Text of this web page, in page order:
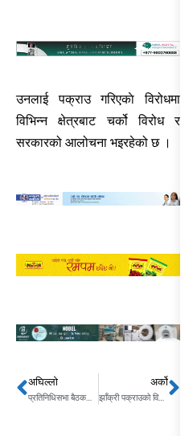
उनलाई पक्राउ गरिएकाे विरोधमा
विभिन्न क्षेत्रबाट चर्को विरोध र
सरकारको आलोचना भइरहेको छ ।
Prev
अघिल्लो
प्रतिनिधिसभा बैठकको मिति नै तोकेर पुनः स्थापना फैसला गर्न सभामुखका वकिलको माग
अर्को
झाँक्री पक्राउको विरोधमा उत्रिएका प्रदर्शनकारी र प्रहरीबीच झडप